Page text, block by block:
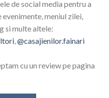
de social media pentru a
meniul zilei,
si multe altele:
@casajienilor.fainari
cu un review pe pagina